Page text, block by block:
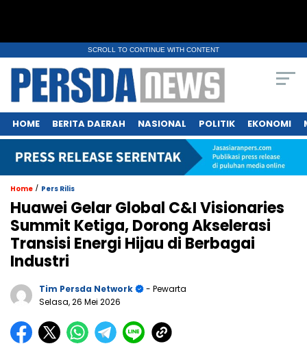
SCROLL TO CONTINUE WITH CONTENT
HOME BERITA DAERAH NASIONAL POLITIK EKONOMI
Home / Pers Rilis
Huawei Gelar Global C&I Visionaries
Summit Ketiga, Dorong Akselerasi
Transisi Energi Hijau di Berbagai
Industri
Tim Persda Network
- Pewarta
Selasa, 26 Mei 2026